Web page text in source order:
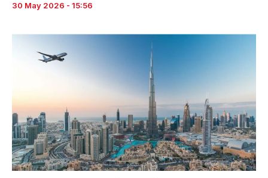
30 May 2026 - 15:56